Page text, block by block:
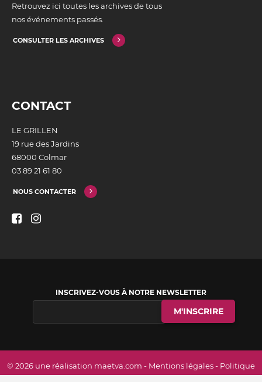
Retrouvez ici toutes les archives de tous
nos événements passés.
CONSULTER LES ARCHIVES
CONTACT
LE GRILLEN
19 rue des Jardins
68000 Colmar
03 89 21 61 80
NOUS CONTACTER
INSCRIVEZ-VOUS À NOTRE NEWSLETTER
© 2026 une réalisation maetva.com - Mentions légales- Politique